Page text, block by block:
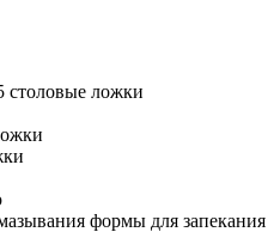
столовые ложки
формы для запекания